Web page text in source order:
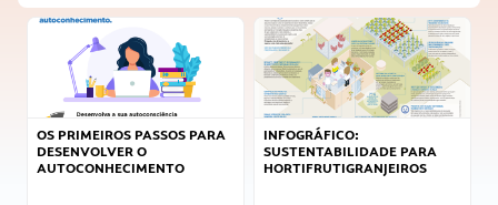
OS PRIMEIROS PASSOS PARA
DESENVOLVER O
AUTOCONHECIMENTO
INFOGRÁFICO:
SUSTENTABILIDADE PARA
HORTIFRUTIGRANJEIROS